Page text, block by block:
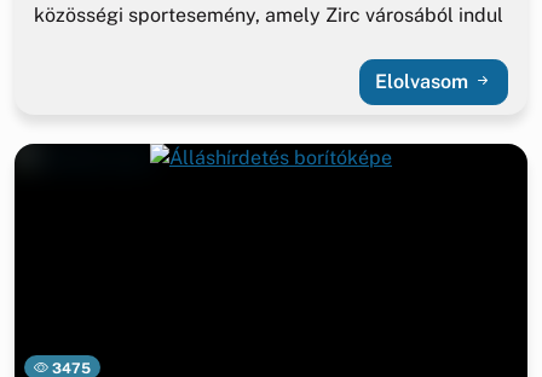
közösségi sportesemény, amely Zirc városából indul
Elolvasom
3475